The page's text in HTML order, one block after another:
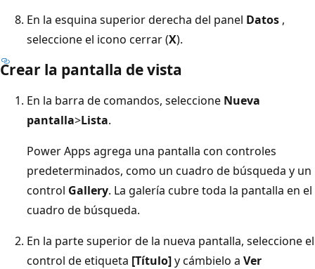
En la esquina superior derecha del panel Datos ,
seleccione el icono cerrar (X).
Crear la pantalla de vista
En la barra de comandos, seleccione Nueva
pantalla>Lista.
Power Apps agrega una pantalla con controles
predeterminados, como un cuadro de búsqueda y un
control Gallery. La galería cubre toda la pantalla en el
cuadro de búsqueda.
En la parte superior de la nueva pantalla, seleccione el
control de etiqueta [Título]y cámbielo a Ver